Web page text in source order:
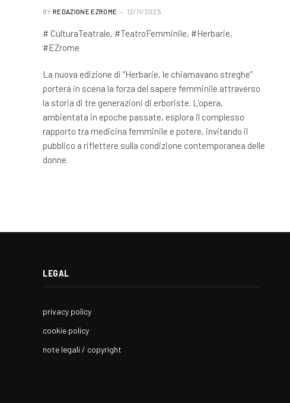
BY REDAZIONE EZROME 12/11/2025
# CulturaTeatrale, #TeatroFemminile, #Herbarie,
#EZrome
La nuova edizione di “Herbarie, le chiamavano streghe”
porterà in scena la forza del sapere femminile attraverso
la storia di tre generazioni di erboriste. L’opera,
ambientata in epoche passate, esplora il complesso
rapporto tra medicina femminile e potere, invitando il
pubblico a riflettere sulla condizione contemporanea delle
donne.
LEGAL
privacy policy
cookie policy
note legali / copyright